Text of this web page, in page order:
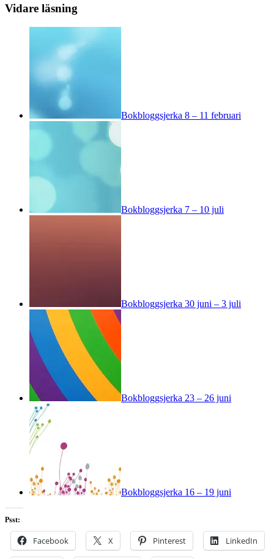
Vidare läsning
Bokbloggsjerka 8 – 11 februari
Bokbloggsjerka 7 – 10 juli
Bokbloggsjerka 30 juni – 3 juli
Bokbloggsjerka 23 – 26 juni
Bokbloggsjerka 16 – 19 juni
Psst:
Facebook X Pinterest LinkedIn